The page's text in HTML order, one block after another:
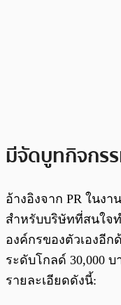
มีจัดบูทกิจกร
อ้างอิงจาก PR ในง
สำหรับบริษัทที่สนใจ
องค์กรของตัวเองอีก
ระดับโกลด์ 30,000
รายละเอียดดังนี้: